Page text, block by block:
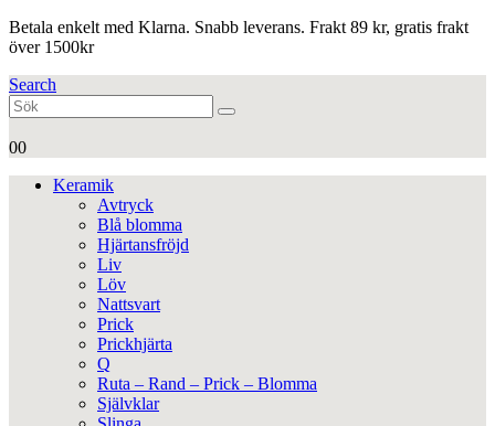
Betala enkelt med Klarna. Snabb leverans. Frakt 89 kr, gratis frakt
över 1500kr
Search
00
Keramik
Avtryck
Blå blomma
Hjärtansfröjd
Liv
Löv
Nattsvart
Prick
Prickhjärta
Q
Ruta – Rand – Prick – Blomma
Självklar